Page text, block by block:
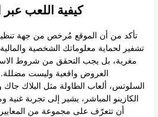
💵 كيفية اللعب
تأكد من أن الموقع مُرخص من جهة
تشفير لحماية معلوماتك الشخصية
مغرية، بل يجب التحقق من شروط
العروض واقعية وليست
السلوتس، ألعاب الطاولة مثل البلاك جاك
الكازينو المباشر، يشير إلى تجربة
أن تتعرّف على مجموعة من